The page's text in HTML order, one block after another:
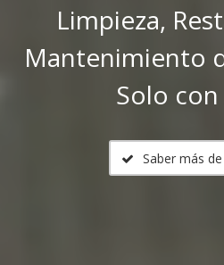
Limpieza,
Mantenimiento
Solo con
Saber más